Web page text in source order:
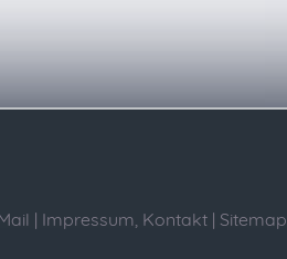
| Impressum, Kontakt| Sitemap